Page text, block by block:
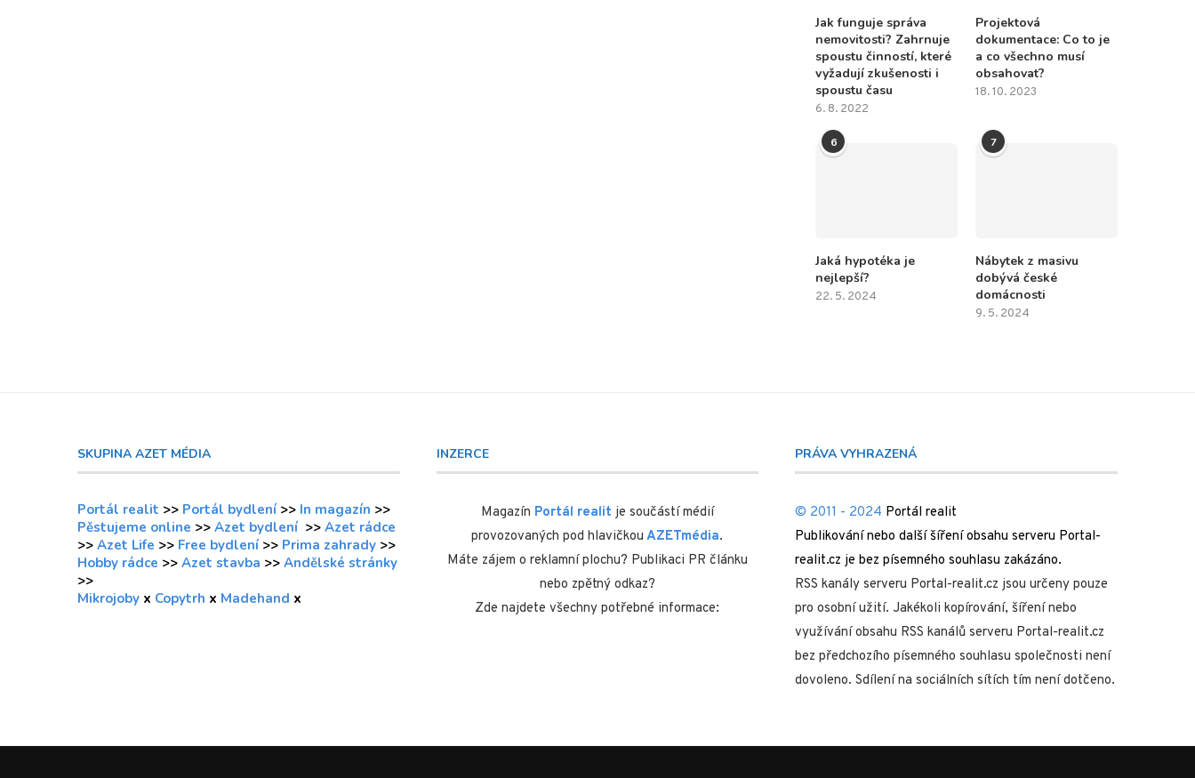
Jak funguje správa
nemovitosti? Zahrnuje
spoustu činností, které
vyžadují zkušenosti i
spoustu času
6. 8. 2022
Projektová
dokumentace: Co to je
a co všechno musí
obsahovat?
18. 10. 2023
6
Jaká hypotéka je
nejlepší?
22. 5. 2024
7
Nábytek z masivu
dobývá české
domácnosti
9. 5. 2024
SKUPINA AZET MÉDIA
Portál realit >> Portál bydlení >> In magazín >>
Pěstujeme online >> Azet bydlení >> Azet rádce
>> Azet Life >> Free bydlení >> Prima zahrady >>
Hobby rádce >> Azet stavba >> Andělské stránky
>>
Mikrojoby x Copytrh x Madehand x
INZERCE
Magazín Portál realit je součástí médií
provozovaných pod hlavičkou AZETmédia.
Máte zájem o reklamní plochu? Publikaci PR článku
nebo zpětný odkaz?
Zde najdete všechny potřebné informace:
PRÁVA VYHRAZENÁ
© 2011 - 2024 Portál realit
Publikování nebo další šíření obsahu serveru Portal-
realit.cz je bez písemného souhlasu zakázáno.
RSS kanály serveru Portal-realit.cz jsou určeny pouze
pro osobní užití. Jakékoli kopírování, šíření nebo
využívání obsahu RSS kanálů serveru Portal-realit.cz
bez předchozího písemného souhlasu společnosti není
dovoleno. Sdílení na sociálních sítích tím není dotčeno.